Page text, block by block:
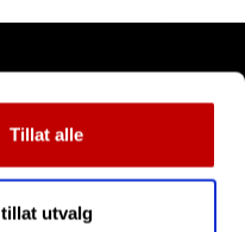
Tillat alle
tillat utvalg